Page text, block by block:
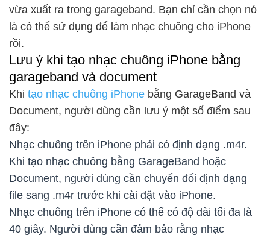
vừa xuất ra trong garageband. Bạn chỉ cần chọn nó
là có thể sử dụng để làm nhạc chuông cho iPhone
rồi.
Lưu ý khi tạo nhạc chuông iPhone bằng
garageband và document
Khi tạo nhạc chuông iPhone bằng GarageBand và
Document, người dùng cần lưu ý một số điểm sau
đây:
Nhạc chuông trên iPhone phải có định dạng .m4r.
Khi tạo nhạc chuông bằng GarageBand hoặc
Document, người dùng cần chuyển đổi định dạng
file sang .m4r trước khi cài đặt vào iPhone.
Nhạc chuông trên iPhone có thể có độ dài tối đa là
40 giây. Người dùng cần đảm bảo rằng nhạc